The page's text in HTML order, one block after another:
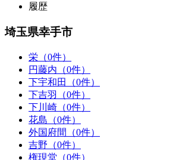
履歴
埼玉県幸手市
栄（0件）
円藤内（0件）
下宇和田（0件）
下吉羽（0件）
下川崎（0件）
花島（0件）
外国府間（0件）
吉野（0件）
権現堂（0件）